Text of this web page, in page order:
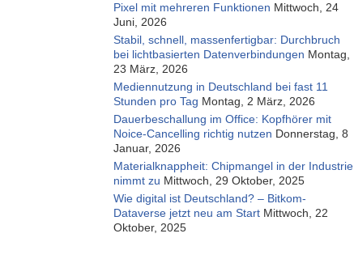
Pixel mit mehreren Funktionen Mittwoch, 24
Juni, 2026
Stabil, schnell, massenfertigbar: Durchbruch
bei lichtbasierten Datenverbindungen Montag,
23 März, 2026
Mediennutzung in Deutschland bei fast 11
Stunden pro Tag Montag, 2 März, 2026
Dauerbeschallung im Office: Kopfhörer mit
Noice-Cancelling richtig nutzen Donnerstag, 8
Januar, 2026
Materialknappheit: Chipmangel in der Industrie
nimmt zu Mittwoch, 29 Oktober, 2025
Wie digital ist Deutschland? – Bitkom-
Dataverse jetzt neu am Start Mittwoch, 22
Oktober, 2025